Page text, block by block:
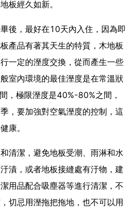
板經久如新。
後，最好在10天內入住，因為即
產品有著其天生的特質，木地板
一定的溼度交換，從而產生一些
室內環境的最佳溼度是在常溫狀
，極限溼度是40%-80%之間，
，要加強對空氣溼度的控制，這
康。
清潔，避免地板受潮、雨淋和水
漬，或者地板接縫處有汙物，建
用品配合吸塵器等進行清潔，不
切忌用溼拖把拖地，也不可以用